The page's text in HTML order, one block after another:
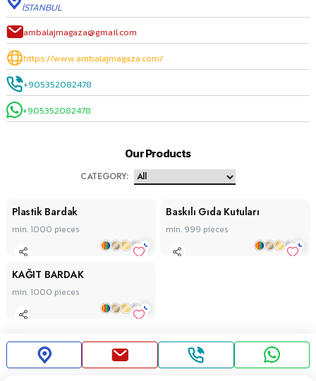
İSTANBUL
ambalajmagaza@gmail.com
https://www.ambalajmagaza.com/
+905352082478
+905352082478
Our Products
CATEGORY:
Plastik Bardak
min. 1000 pieces
+
Baskılı Gıda Kutuları
min. 999 pieces
+
KAĞIT BARDAK
min. 1000 pieces
+